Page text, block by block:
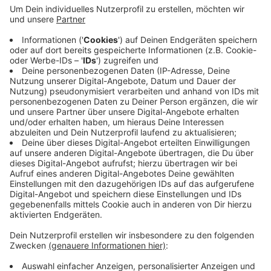
Um kurz 14 Uhr sind dort zwei Autofahrer
zusammengestoßen: Einer war in Richtung Rheindorf
unterwegs, der anderen wollte links in die Rheindorfer
Straße abbiegen. Beide Fahrer wurden bei dem Unfall
leicht verletzt, einer der beiden musste ins Klinikum
gebracht werden.
Anzeige
Anzeige